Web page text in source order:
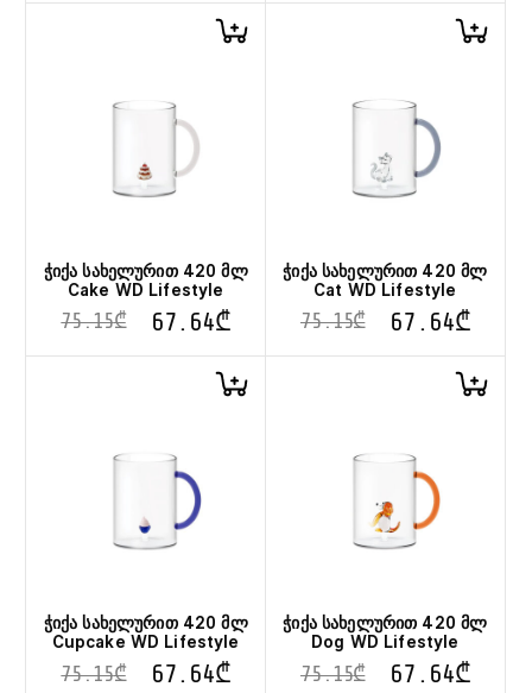
ჭიქა სახელურით 420 მლ
Cake WD Lifestyle
75.15₾ 67.64₾
ჭიქა სახელურით 420 მლ
Cat WD Lifestyle
75.15₾ 67.64₾
ჭიქა სახელურით 420 მლ
Cupcake WD Lifestyle
75.15₾ 67.64₾
ჭიქა სახელურით 420 მლ
Dog WD Lifestyle
75.15₾ 67.64₾